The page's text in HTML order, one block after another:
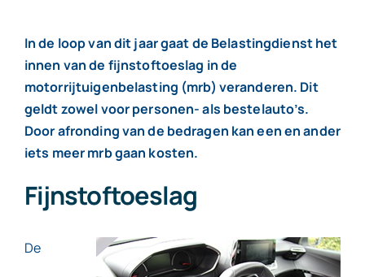
Nieuws
Werken bij
Contact
In de loop van dit jaar gaat de Belastingdienst het
innen van de fijnstoftoeslag in de
motorrijtuigenbelasting (mrb) veranderen. Dit
geldt zowel voor personen- als bestelauto’s.
Door afronding van de bedragen kan een en ander
iets meer mrb gaan kosten.
Fijnstoftoeslag
De